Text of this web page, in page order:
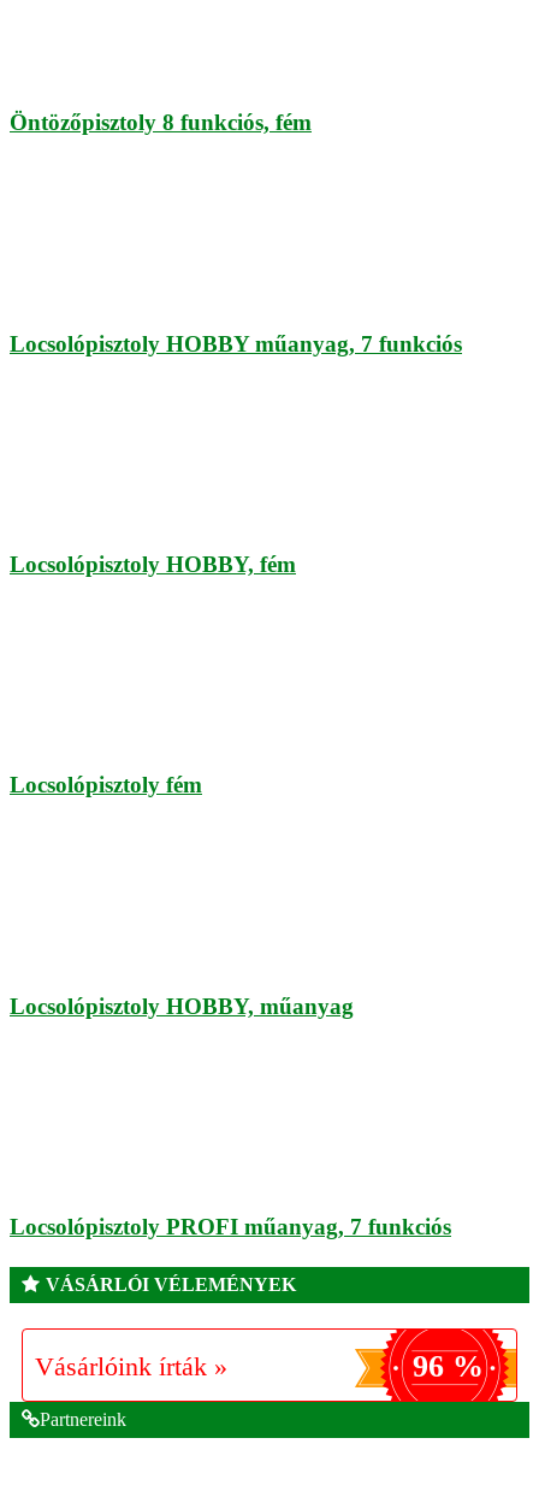
Öntözőpisztoly 8 funkciós, fém
Locsolópisztoly HOBBY műanyag, 7 funkciós
Locsolópisztoly HOBBY, fém
Locsolópisztoly fém
Locsolópisztoly HOBBY, műanyag
Locsolópisztoly PROFI műanyag, 7 funkciós
VÁSÁRLÓI VÉLEMÉNYEK
Vásárlóink írták » 96 %
Partnereink